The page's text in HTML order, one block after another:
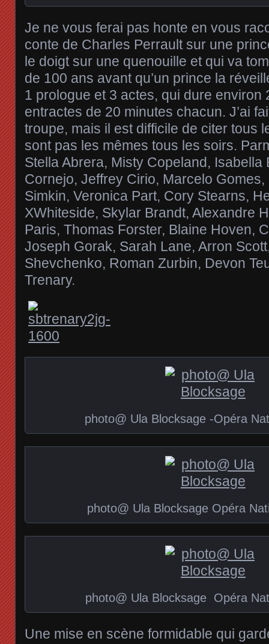
Je ne vous ferai pas honte en vous
conte de Charles Perrault sur une
le doigt sur une quenouille et qui va
de 100 ans avant qu’un prince la
1 prologue et 3 actes, qui dure environ
entractes de 20 minutes chacun. J’ai
troupe, mais il est difficile de citer tous
sont pas les mêmes tous les soirs.
Stella Abrera, Misty Copeland, Isabella
Cornejo, Jeffrey Cirio, Marcelo
Simkin, Veronica Part, Cory Stearns,
XWhiteside, Skylar Brandt, Alexandre
Paris, Thomas Forster, Blaine Hoven,
Joseph Gorak, Sarah Lane, Arron
Shevchenko, Roman Zurbin, Devon
Trenary.
photo@ Ula Blocksage -Opéra
photo@ Ula Blocksage Opéra
photo@ Ula Blocksage Opéra
Une mise en scène formidable qui